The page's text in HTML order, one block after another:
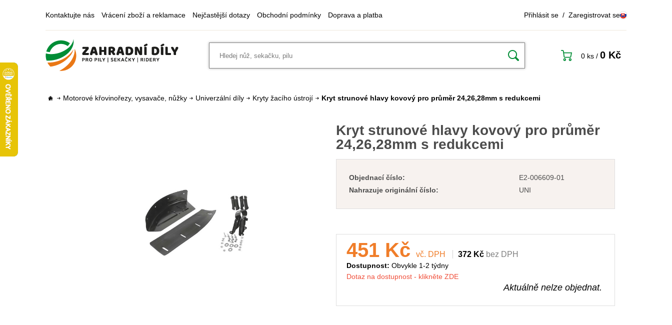
Kontaktujte nás Vrácení zboží a reklamace Nejčastější dotazy Obchodní podmínky Doprava a platba Přihlásit se / Zaregistrovat se
0 ks / 0 Kč
Motorové křovinořezy, vysavače, nůžky Univerzální díly Kryty žacího ústrojí Kryt strunové hlavy kovový pro průměr 24,26,28mm s redukcemi
Kryt strunové hlavy kovový pro průměr
24,26,28mm s redukcemi
Objednací číslo:
E2-006609-01
Nahrazuje originální číslo:
UNI
451 Kč vč. DPH 372 Kč bez DPH
Dostupnost: Obvykle 1-2 týdny
Dotaz na dostupnost - klikněte ZDE
Aktuálně nelze objednat.